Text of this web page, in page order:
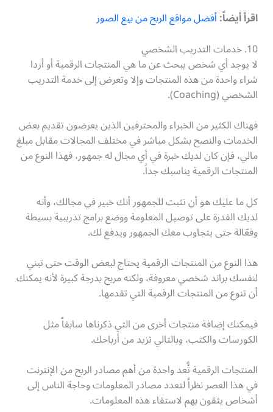
اقرأ أيضاً:أفضل مواقع الربح من بيع الصور
10. خدمات التدريب الشخصي
لا يوجد أي شخص يبحث عن ما هي المنتجات الرقمية أو أردا
شراء واحدة من هذه المنتجات وإلا وتعرض إلى خدمة التدريب
الشخصي (Coaching).
فهناك الكثير من الخبراء والمحترفين الذين يعرضون تقديم بعض
الخدمات والنصح بشكل مباشر في مختلف المجالات مقابل مبلغ
مالي، فإن كان لديك خبرة في أي مجال له جمهور، فهذا النوع من
المنتجات الرقمية يناسبك جداً.
كل ما عليك هو أن تثبت للجمهور أنك خبير في مجالك، وأنه
لديك القدرة على توصيل المعلومة ووضع برامج تدريبية بسيطة
وفعّالة حتى يتجاوب معك الجمهور ويدفع لك.
هذا النوع من المنتجات الرقمية يحتاج لبعض الوقت حتى تبني
لنفسك براند شخصي معروفة، ولكنه مربح بدرجة كبيرة لأنه يمكنك
أن تنوع من المنتجات الرقمية التي تقدمها.
فيمكنك إضافة منتجات أخرى من التي ذكرناها سابقاً مثل
الكورسات والكتب، وبالتالي تزيد من أرباحك.
المنتجات الرقمية تًُعد واحدة من أهم مصادر الربح من الإنترنت
في هذا العصر نظراً لتعدد مصادر المعلومات وحاجة الناس إلى
أشخاص يثقون بهم لاستقاء هذه المعلومات.